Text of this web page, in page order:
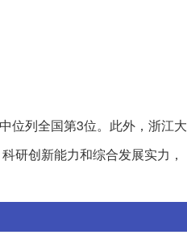
中位列全国第3位。此外，浙江大
研创新能力和综合发展实力，